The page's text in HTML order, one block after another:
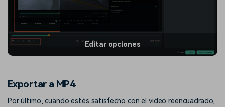
Editar opciones
Exportar a MP4
Por último, cuando estés satisfecho con el video reencuadrado,